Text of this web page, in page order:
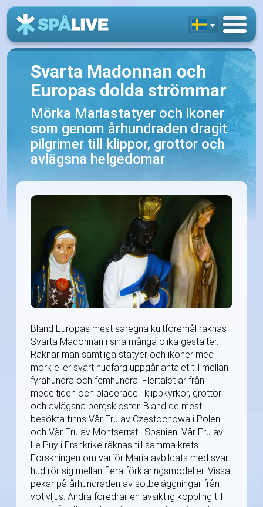
Svarta Madonnan och
Europas dolda strömmar
Mörka Mariastatyer och ikoner
som genom århundraden dragit
pilgrimer till klippor, grottor och
avlägsna helgedomar
Bland Europas mest säregna kultföremål räknas
Svarta Madonnan i sina många olika gestalter.
Räknar man samtliga statyer och ikoner med
mörk eller svart hudfärg uppgår antalet till mellan
fyrahundra och femhundra. Flertalet är från
medeltiden och placerade i klippkyrkor, grottor
och avlägsna bergsklöster. Bland de mest
besökta finns Vår Fru av Częstochowa i Polen
och Vår Fru av Montserrat i Spanien. Vår Fru av
Le Puy i Frankrike räknas till samma krets.
Forskningen om varför Maria avbildats med svart
hud rör sig mellan flera förklaringsmodeller. Vissa
pekar på århundraden av sotbeläggningar från
votivljus. Andra föredrar en avsiktlig koppling till